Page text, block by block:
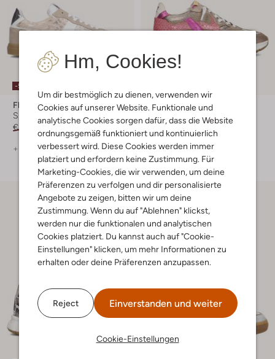
Hm, Cookies!
Um dir bestmöglich zu dienen, verwenden wir
Cookies auf unserer Website. Funktionale und
analytische Cookies sorgen dafür, dass die Website
ordnungsgemäß funktioniert und kontinuierlich
verbessert wird. Diese Cookies werden immer
platziert und erfordern keine Zustimmung. Für
Marketing-Cookies, die wir verwenden, um deine
Präferenzen zu verfolgen und dir personalisierte
Angebote zu zeigen, bitten wir um deine
Zustimmung. Wenn du auf "Ablehnen" klickst,
werden nur die funktionalen und analytischen
Cookies platziert. Du kannst auch auf "Cookie-
Einstellungen" klicken, um mehr Informationen zu
erhalten oder deine Präferenzen anzupassen.
Reject Einverstanden und weiter
Cookie-Einstellungen
-50%
Floris Van Bommel
Sneaker Low
€ 219,99
€ 109,99
+ mehr farben
Floris Van Bommel
Sneaker Low
€ 259,99 € 129,99
+ mehr farben